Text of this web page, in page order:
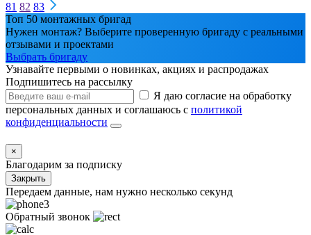
81 82 83
Топ 50 монтажных бригад
Нужен монтаж? Выберите проверенную бригаду с реальными
отзывами и проектами
Выбрать бригаду
Узнавайте первыми о новинках, акциях и распродажах
Подпишитесь на рассылку
Я даю согласие на обработку
персональных данных и соглашаюсь с политикой
конфиденциальности
×
Благодарим за подписку
Закрыть
Передаем данные, нам нужно несколько секунд
Обратный звонок